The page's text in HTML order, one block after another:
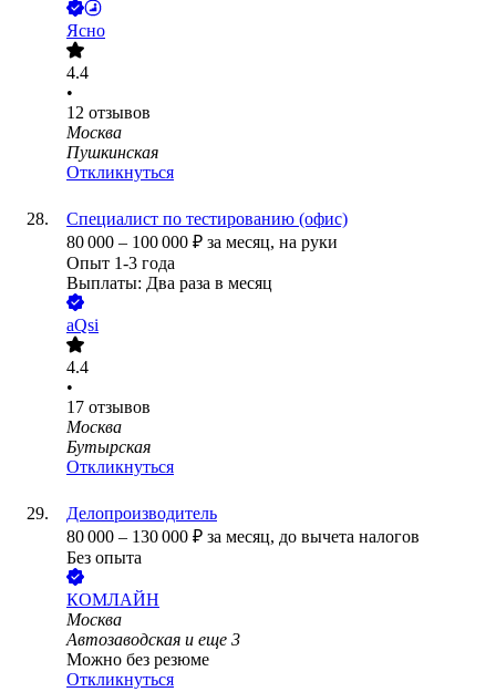
Ясно
4.4
•
12 отзывов
Москва
Пушкинская
Откликнуться
Специалист по тестированию (офис)
80 000 – 100 000 ₽ за месяц, на руки
Опыт 1-3 года
Выплаты: Два раза в месяц
aQsi
4.4
•
17 отзывов
Москва
Бутырская
Откликнуться
Делопроизводитель
80 000 – 130 000 ₽ за месяц, до вычета налогов
Без опыта
КОМЛАЙН
Москва
Автозаводская и еще 3
Можно без резюме
Откликнуться